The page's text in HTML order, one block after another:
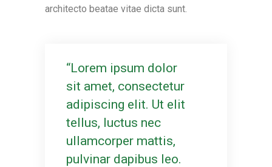
architecto beatae vitae dicta sunt.
Lorem ipsum dolor
sit amet, consectetur
adipiscing elit. Ut elit
tellus, luctus nec
ullamcorper mattis,
pulvinar dapibus leo.